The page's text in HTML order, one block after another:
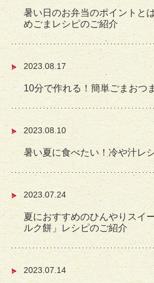
暑い日のお弁当のポイントと
めごまレシピのご紹介
2023.08.17
10分で作れる！簡単ごまおつ
2023.08.10
暑い夏に食べたい！冷や汁レ
2023.07.24
夏におすすめのひんやりスイ
ルク餅」レシピのご紹介
2023.07.14